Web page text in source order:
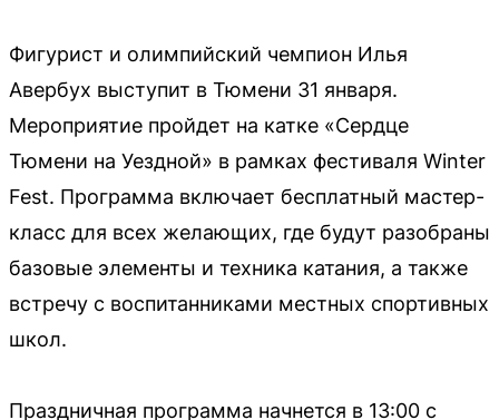
Фигурист и олимпийский чемпион Илья
Авербух выступит в Тюмени 31 января.
Мероприятие пройдет на катке «Сердце
Тюмени на Уездной» в рамках фестиваля Winter
Fest. Программа включает бесплатный мастер-
класс для всех желающих, где будут разобраны
базовые элементы и техника катания, а также
встречу с воспитанниками местных спортивных
школ.
Праздничная программа начнется в 13:00 с